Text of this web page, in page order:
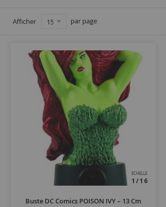
Afficher par page
ECHELLE
1/16
Buste DC Comics POISON IVY – 13 Cm